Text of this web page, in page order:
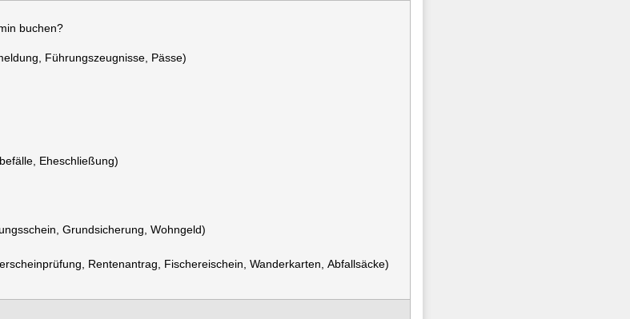
buchen?
Führungszeugnisse, Pässe)
Eheschließung)
Grundsicherung, Wohngeld)
Rentenantrag, Fischereischein, Wanderkarten, Abfallsäcke)